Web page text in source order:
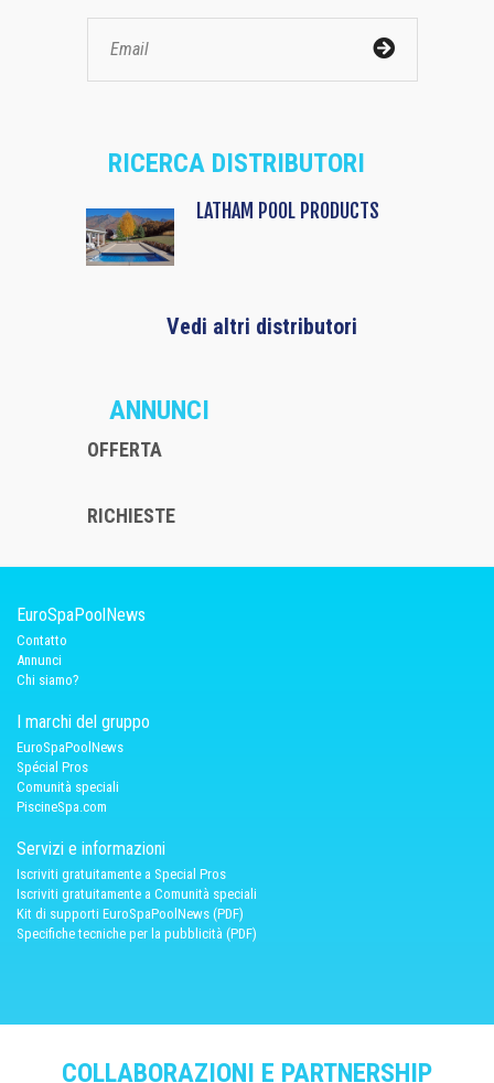
RICERCA DISTRIBUTORI
LATHAM POOL PRODUCTS
Vedi altri distributori
ANNUNCI
OFFERTA
RICHIESTE
EuroSpaPoolNews
Contatto
Annunci
Chi siamo?
I marchi del gruppo
EuroSpaPoolNews
Spécial Pros
Comunità speciali
PiscineSpa.com
Servizi e informazioni
Iscriviti gratuitamente a Special Pros
Iscriviti gratuitamente a Comunità speciali
Kit di supporti EuroSpaPoolNews (PDF)
Specifiche tecniche per la pubblicità (PDF)
COLLABORAZIONI E PARTNERSHIP